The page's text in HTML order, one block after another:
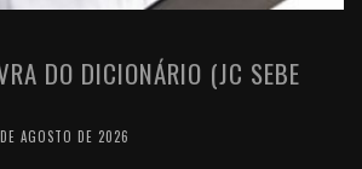
DO DICIONÁRIO (JC SEBE
AGOSTO DE 2026